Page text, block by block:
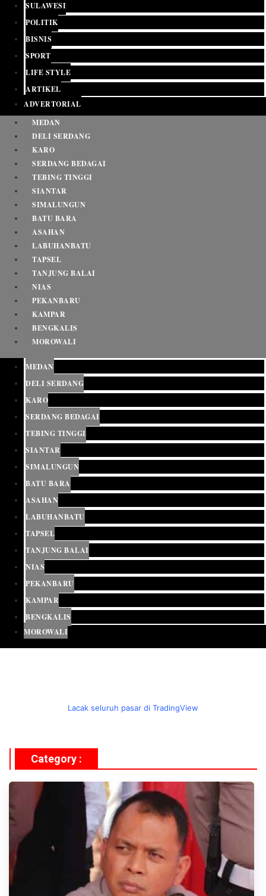
SULAWESI
POLITIK
BISNIS
SPORT
LIFE STYLE
ARTIKEL
ADVERTORIAL
MEDAN
DELI SERDANG
KARO
SERDANG BEDAGAI
TEBING TINGGI
SIANTAR
SIMALUNGUN
BATU BARA
ASAHAN
LABUHANBATU
TAPSEL
TANJUNG BALAI
NIAS
PEKANBARU
KAMPAR
BENGKALIS
MOROWALI
MEDAN
DELI SERDANG
KARO
SERDANG BEDAGAI
TEBING TINGGI
SIANTAR
SIMALUNGUN
BATU BARA
ASAHAN
LABUHANBATU
TAPSEL
TANJUNG BALAI
NIAS
PEKANBARU
KAMPAR
BENGKALIS
MOROWALI
Lacak seluruh pasar di TradingView
Category :